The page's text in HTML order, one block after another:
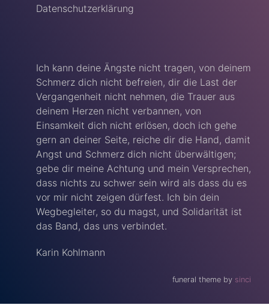
Datenschutzerklärung
Ich kann deine Ängste nicht tragen, von deinem
Schmerz dich nicht befreien, dir die Last der
Vergangenheit nicht nehmen, die Trauer aus
deinem Herzen nicht verbannen, von
Einsamkeit dich nicht erlösen, doch ich gehe
gern an deiner Seite, reiche dir die Hand, damit
Angst und Schmerz dich nicht überwältigen;
gebe dir meine Achtung und mein Versprechen,
dass nichts zu schwer sein wird als dass du es
vor mir nicht zeigen dürfest. Ich bin dein
Wegbegleiter, so du magst, und Solidarität ist
das Band, das uns verbindet.
Karin Kohlmann
funeral theme by sinci